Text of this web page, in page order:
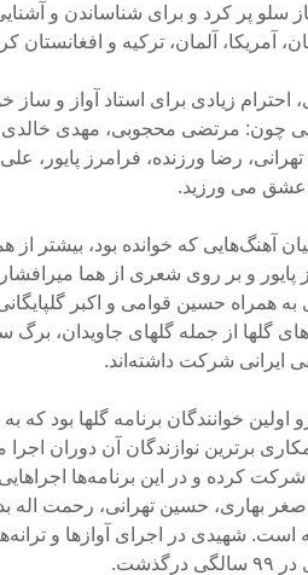
سلو پر کرد و برای شناساندن و
آمریکا، آلمان، ترکیه و افغانستان
احترام زیادی برای استاد آواز و
چون: مرتضی محجوبی، مهدی
رضا ورزنده، فرامرز پایور،
عشق می ورزید.
آهنگ‌هایی که خوانده بود، بیشتر
پایور و بر روی شعری از هما
همراه حسین قوامی و اکبر
گلها از جمله گلهای جاویدان،
ایرانی شرکت داشته‌اند.
اولین خوانندگان برنامه گلها بود که
برترین نوازندگان آن دوران
کرده و در این برنامه‌ها
اصغر بهاری، حسین تهرانی، رحمت اله
است. شهیدی در اجرای آوازها و